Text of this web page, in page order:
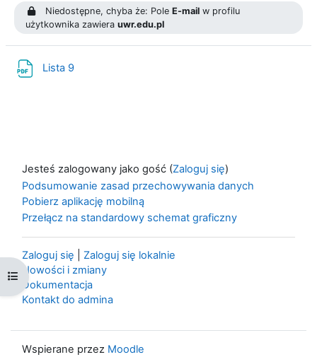
Otwórz indeks kursu
Niedostępne, chyba że: PoleE-mail w profilu
użytkownika zawiera uwr.edu.pl
Lista 9
Jesteś zalogowany jako gość (Zaloguj się)
Podsumowanie zasad przechowywania danych
Pobierz aplikację mobilną
Przełącz na standardowy schemat graficzny
Zaloguj się
Zaloguj się lokalnie
Nowości i zmiany
Dokumentacja
Kontakt do admina
Wspierane przez Moodle